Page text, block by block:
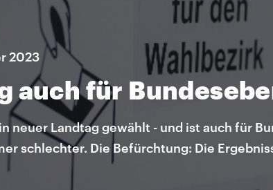
2023
auch für
neuer Landtag gewählt - und ist auch für
schlechter. Die Befürchtung: Die